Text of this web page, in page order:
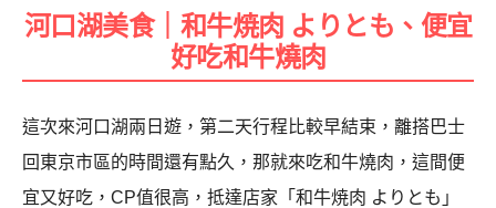
河口湖美食｜和牛焼肉 よりとも、便宜
好吃和牛燒肉
這次來河口湖兩日遊，第二天行程比較早結束，離搭巴士
回東京市區的時間還有點久，那就來吃和牛燒肉，這間便
宜又好吃，CP值很高，抵達店家「和牛焼肉 よりとも」